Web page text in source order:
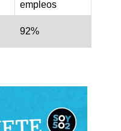
empleos
92%